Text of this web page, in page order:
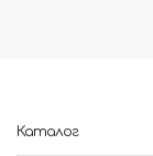
Каталог